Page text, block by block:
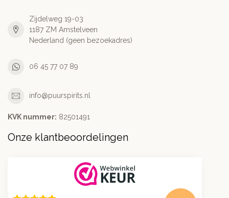
Zijdelweg 19-03
1187 ZM Amstelveen
Nederland (geen bezoekadres)
06 45 77 07 89
info@puurspirits.nl
KVK nummer: 82501491
Onze klantbeoordelingen